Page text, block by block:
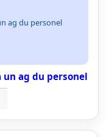
ag du personel
un ag du personel